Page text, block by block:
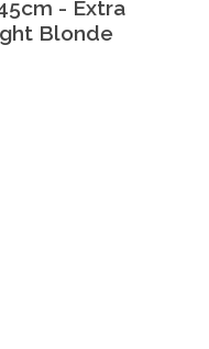
- Extra
Blonde